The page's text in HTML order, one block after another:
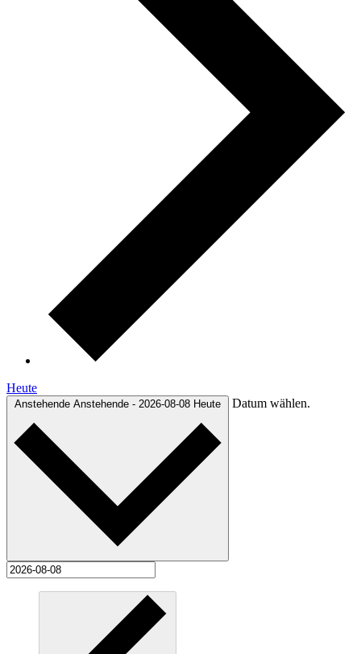
Heute
Anstehende Anstehende - 2026-08-08 Heute Datum wählen.